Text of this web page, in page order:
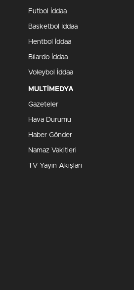
Futbol İddaa
Basketbol İddaa
Hentbol İddaa
Bilardo İddaa
Voleybol İddaa
MULTİMEDYA
Gazeteler
Hava Durumu
Haber Gönder
Namaz Vakitleri
TV Yayın Akışları